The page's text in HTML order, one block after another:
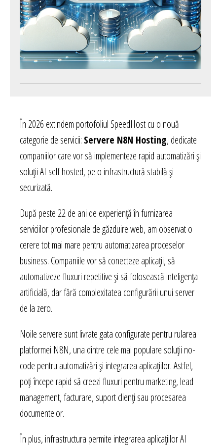
În 2026 extindem portofoliul SpeedHost cu o nouă
categorie de servicii: Servere N8N Hosting, dedicate
companiilor care vor să implementeze rapid automatizări și
soluții AI self hosted, pe o infrastructură stabilă și
securizată.
După peste 22 de ani de experiență în furnizarea
serviciilor profesionale de găzduire web, am observat o
cerere tot mai mare pentru automatizarea proceselor
business. Companiile vor să conecteze aplicații, să
automatizeze fluxuri repetitive și să folosească inteligența
artificială, dar fără complexitatea configurării unui server
de la zero.
Noile servere sunt livrate gata configurate pentru rularea
platformei N8N, una dintre cele mai populare soluții no-
code pentru automatizări și integrarea aplicațiilor. Astfel,
poți începe rapid să creezi fluxuri pentru marketing, lead
management, facturare, suport clienți sau procesarea
documentelor.
În plus, infrastructura permite integrarea aplicațiilor AI